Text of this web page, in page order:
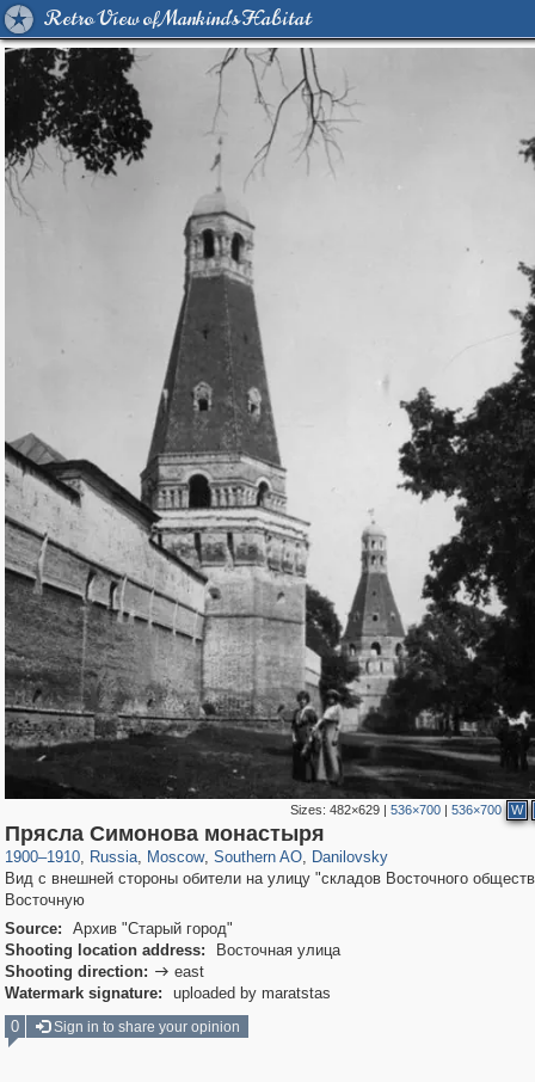
Retro View of Mankind's Habitat
Sizes: 482×629| 536×700| 536×700 W
Прясла Симонова монастыря
1900–1910, Russia
1,406,258 29,243
, Moscow
319,780 8,286
, Southern AO
21,637 390
, Danilovsky
5,921
Вид с внешней стороны обители на улицу "складов Восточного
Восточную
Source:
Архив "Старый город"
Shooting location address:
Восточная улица
Shooting direction:  east
Watermark signature:
uploaded by maratstas
0
Sign in to share your opinion